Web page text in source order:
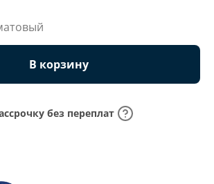
В корзину
без переплат